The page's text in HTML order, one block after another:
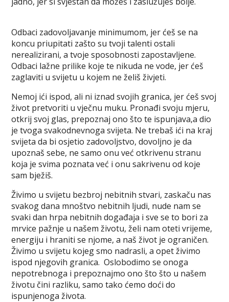
Odbaci zadovoljavanje minimumom, jer ćeš se na
koncu priupitati zašto su tvoji talenti ostali
nerealizirani, a tvoje sposobnosti zapostavljene.
Odbaci lažne prilike koje te nikuda ne vode, jer ćeš
zaglaviti u svijetu u kojem ne želiš živjeti.
Nemoj ići ispod, ali ni iznad svojih granica, jer ćeš svoj
život pretvoriti u vječnu muku. Pronađi svoju mjeru,
otkrij svoj glas, prepoznaj ono što te ispunjava,a dio
je tvoga svakodnevnoga svijeta. Ne trebaš ići na kraj
svijeta da bi osjetio zadovoljstvo, dovoljno je da
upoznaš sebe, ne samo onu već otkrivenu stranu
koja je svima poznata već i onu sakrivenu od koje
sam bježiš.
Živimo u svijetu bezbroj nebitnih stvari, zaskaču nas
svakog dana mnoštvo nebitnih ljudi, nude nam se
svaki dan hrpa nebitnih događaja i sve se to bori za
mrvice pažnje u našem životu, želi nam oteti vrijeme,
energiju i hraniti se njome, a naš život je ograničen.
Živimo u svijetu kojeg smo nadrasli, a opet živimo
ispod njegovih granica. Oslobodimo se onoga
nepotrebnoga i prepoznajmo ono što što u našem
životu čini razliku, samo tako ćemo doći do
ispunjenoga života.